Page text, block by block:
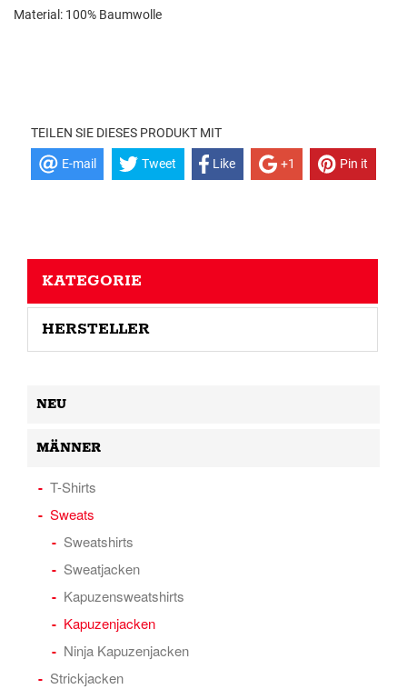
Material: 100% Baumwolle
TEILEN SIE DIESES PRODUKT MIT
E-mail Tweet Like +1 Pin it
KATEGORIE
HERSTELLER
NEU
MÄNNER
T-Shirts
Sweats
Sweatshirts
Sweatjacken
Kapuzensweatshirts
Kapuzenjacken
Ninja Kapuzenjacken
Strickjacken